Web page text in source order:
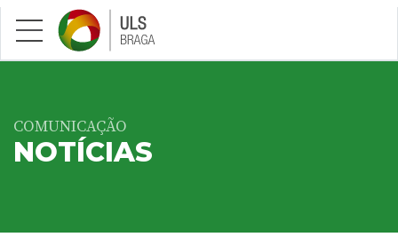
Saltar para conteúdo principal
COMUNICAÇÃO
NOTÍCIAS